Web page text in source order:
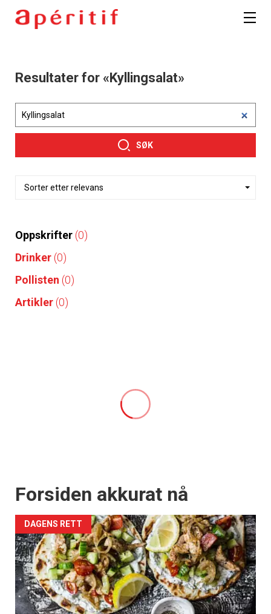
Resultater for «Kyllingsalat»
SØK
Oppskrifter (0)
Drinker (0)
Pollisten (0)
Artikler (0)
Forsiden akkurat nå
DAGENS RETT